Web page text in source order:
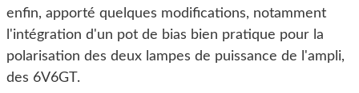
enfin, apporté quelques modifications, notamment
l'intégration d'un pot de bias bien pratique pour la
polarisation des deux lampes de puissance de l'ampli,
des 6V6GT.